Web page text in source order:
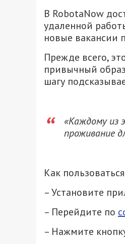
В RobotaNow
удаленной
новые вакансии
Прежде всего,
привычный
шагу
«Каждому из
проживание
Как
– Установите
– Перейдите по
– Нажмите